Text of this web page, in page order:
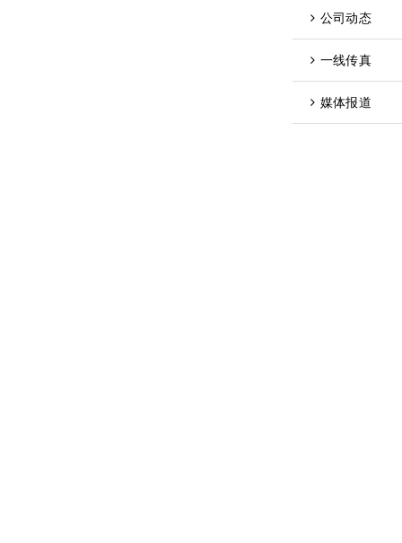
公司动态
一线传真
媒体报道